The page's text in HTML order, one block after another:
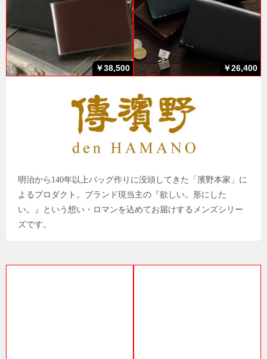
￥38,500 ￥26,400
明治から140年以上バッグ作りに没頭してきた「濱野本家」に
よるプロダクト。ブランド現当主の『欲しい。形にした
い。』という想い・ロマンを込めてお届けするメンズシリー
ズです。